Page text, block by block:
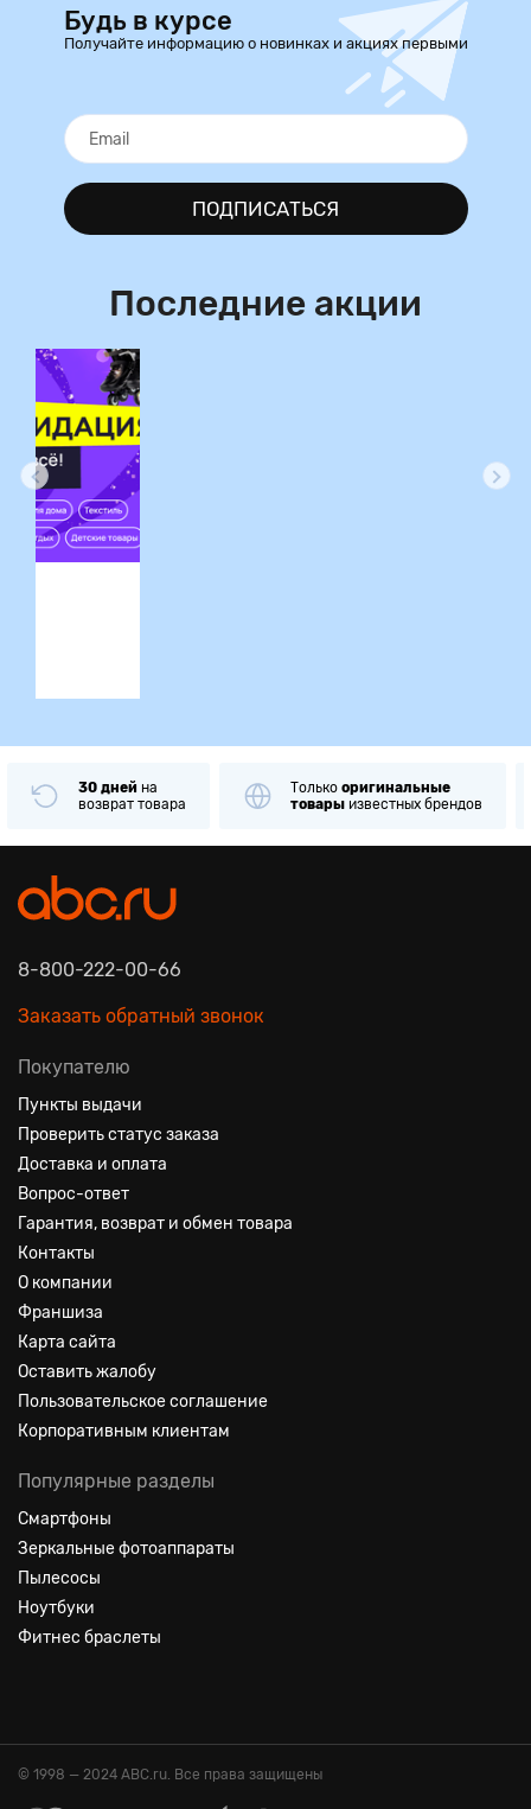
Будь в курсе
Получайте информацию о новинках и акциях первыми
ПОДПИСАТЬСЯ
Последние акции
30 дней на
возврат товара
Только оригинальные
товары известных брендов
8-800-222-00-66
Заказать обратный звонок
Покупателю
Пункты выдачи
Проверить статус заказа
Доставка и оплата
Вопрос-ответ
Гарантия, возврат и обмен товара
Контакты
О компании
Франшиза
Карта сайта
Оставить жалобу
Пользовательское соглашение
Корпоративным клиентам
Популярные разделы
Смартфоны
Зеркальные фотоаппараты
Пылесосы
Ноутбуки
Фитнес браслеты
© 1998 — 2024 ABC.ru. Все права защищены